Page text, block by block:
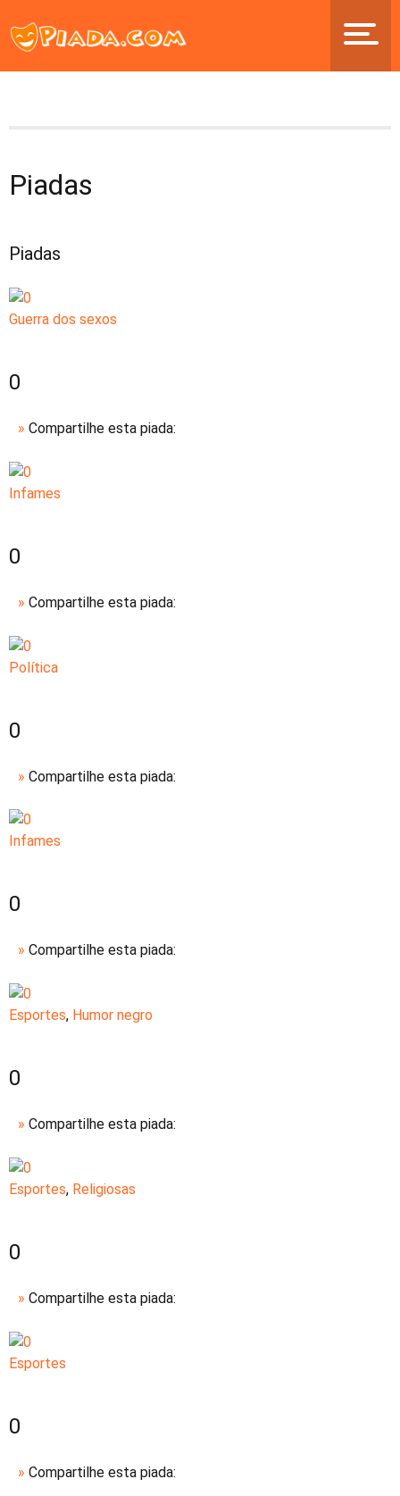
Piadas
Piadas
Guerra dos sexos
0
» Compartilhe esta piada:
Infames
0
» Compartilhe esta piada:
Política
0
» Compartilhe esta piada:
Infames
0
» Compartilhe esta piada:
Esportes, Humor negro
0
» Compartilhe esta piada:
Esportes, Religiosas
0
» Compartilhe esta piada:
Esportes
0
» Compartilhe esta piada: